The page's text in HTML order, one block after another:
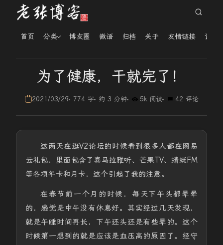
首页 分类 博友圈 微语 归档 关于 友情链接 读者
为了健康，干就完了！
2021/03/29 774 字 约 3 分钟 5k 阅读 42 评论
这两天在逛V2论坛的时候看到很多人都在网易
云礼包，里面包含了喜马拉雅听、芒果TV、蜻蜓FM
等各项年卡和月卡，这个引起了我的注意。
在春节前一个月的时候，每天下午头都晕晕
的，感觉是中午没有休息好。其实经过几天发现，
就是午睡时间再长，下午还头还是有些晕的。这个
时候第一想到的就是应该是血压高的原因了。经守